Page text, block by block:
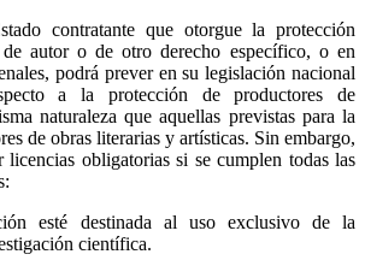
contratante que otorgue la protección
autor o de otro derecho específico, o en
podrá prever en su legislación nacional
a la protección de productores de
naturaleza que aquellas previstas para la
de obras literarias y artísticas. Sin embargo,
licencias obligatorias si se cumplen todas las
esté destinada al uso exclusivo de la
científica.